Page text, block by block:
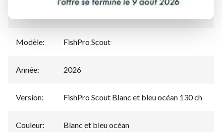
Modèle: FishPro Scout
Année: 2026
Version: FishPro Scout Blanc et bleu océan 130 ch
Couleur: Blanc et bleu océan